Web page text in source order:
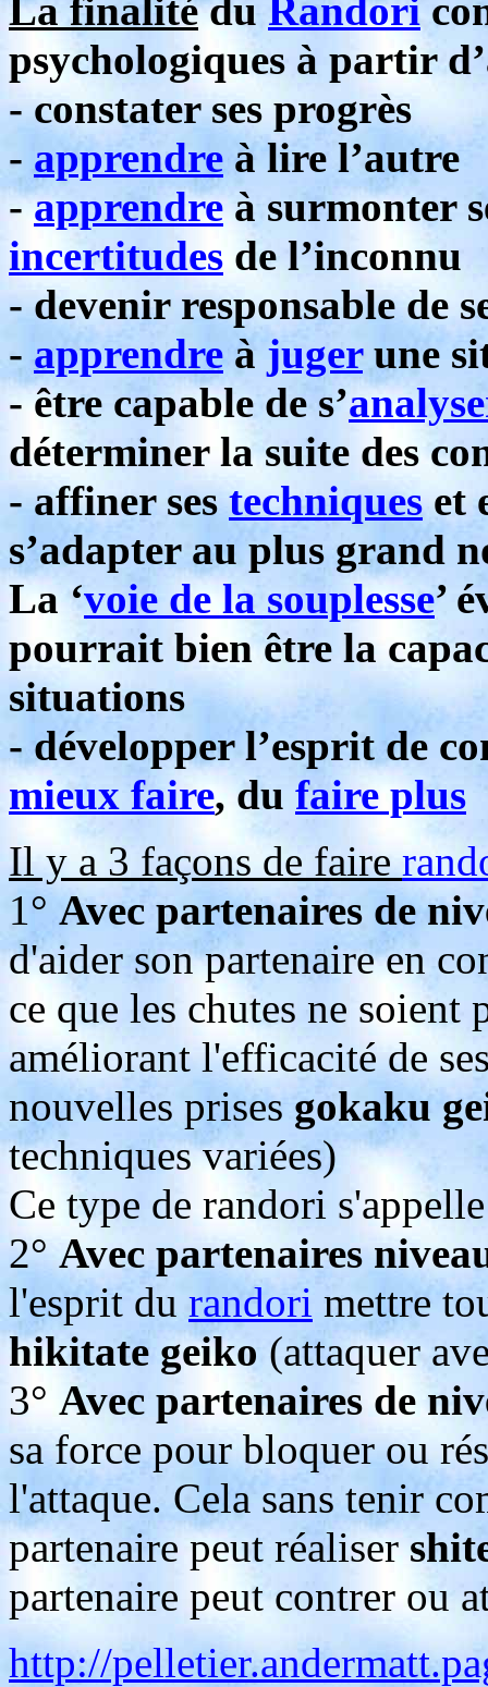
La finalitédu Randori
psychologiques à partir
- constater ses progrès
- apprendre à lire l’autre
-apprendreà surmonter
incertitudes de l’inconnu
- devenir responsable de
- apprendre à jugerune
- être capable de s’
déterminer la suite des
- affiner sestechniqueset
s’adapter au plus grand
La ‘voie de la souplesse’
pourrait bien être la
situations
- développer l’esprit de
mieux faire, du faire plus
Il y a 3 façons de faire
1° Avec partenaires de
d'aider son partenaire en
ce que les chutes ne soient
améliorant l'efficacité de
nouvelles prisesgokaku
techniques variées)
Ce type de randori
2°Avec partenaires
l'esprit du randori mettre
hikitate geiko (attaquer
3° Avec partenaires de
sa force pour bloquer ou
l'attaque. Cela sans tenir
partenaire peut réaliser
partenaire peut contrer ou
http://